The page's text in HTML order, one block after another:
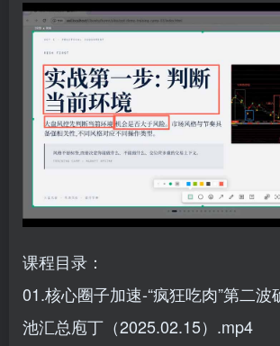
课程目录：
01.核心圈子加速-“疯狂吃肉”第二波
池汇总庖丁（2025.02.15）.mp4